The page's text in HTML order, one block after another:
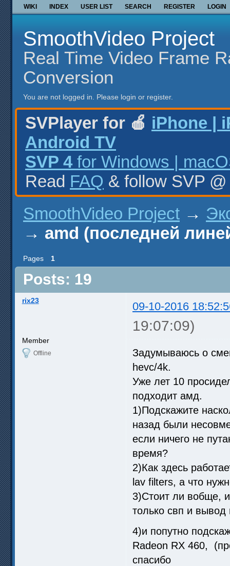
WIKI INDEX USER LIST SEARCH REGISTER LOGIN
SmoothVideo Project
Real Time Video Frame
Conversion
You are not logged in. Please login or register.
SVPlayer for 🍎 iPhone |
Android TV
SVP 4 for Windows |
Read FAQ & follow SVP
SmoothVideo Project →
→ amd (последней
Pages 1
Posts: 19
rix23 09-10-2016
19:07:09)
Member
Offline
Задумываюсь о
hevc/4k.
Уже лет 10
подходит амд.
1)Подскажите
назад были
если ничего не
время?
2)Как здесь
lav filters, а что
3)Стоит ли вобще,
только свп и вывод
4)и попутно
Radeon RX 460,
спасибо